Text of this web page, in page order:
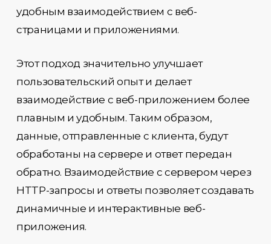
удобным взаимодействием с веб-
страницами и приложениями.
Этот подход значительно улучшает
пользовательский опыт и делает
взаимодействие с веб-приложением более
плавным и удобным. Таким образом,
данные, отправленные с клиента, будут
обработаны на сервере и ответ передан
обратно. Взаимодействие с сервером через
HTTP-запросы и ответы позволяет создавать
динамичные и интерактивные веб-
приложения.